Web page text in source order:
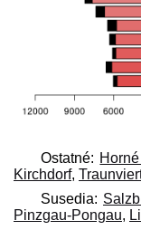
Ostatné:
Kirchdorf,
Susedia:
Pinzgau-Pongau,